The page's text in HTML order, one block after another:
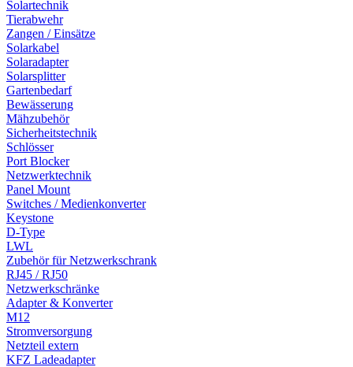
Solartechnik
Tierabwehr
Zangen / Einsätze
Solarkabel
Solaradapter
Solarsplitter
Gartenbedarf
Bewässerung
Mähzubehör
Sicherheitstechnik
Schlösser
Port Blocker
Netzwerktechnik
Panel Mount
Switches / Medienkonverter
Keystone
D-Type
LWL
Zubehör für Netzwerkschrank
RJ45 / RJ50
Netzwerkschränke
Adapter & Konverter
M12
Stromversorgung
Netzteil extern
KFZ Ladeadapter